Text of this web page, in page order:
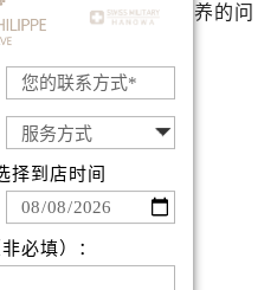
）
（需提前预约）
约）
达翡丽手表维护和保养的问
择到店时间
必填）：